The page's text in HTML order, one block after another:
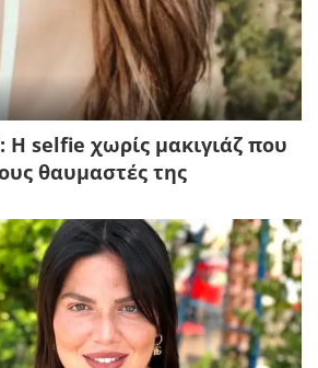
Η selfie χωρίς μακιγιάζ που
θαυμαστές της